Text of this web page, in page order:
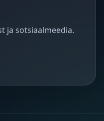
ja sotsiaalmeedia.